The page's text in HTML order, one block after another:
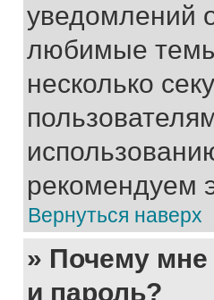
уведомлений
любимые темы
несколько
рекомендуем
Вернуться наверх
» Почему мне
и пароль?